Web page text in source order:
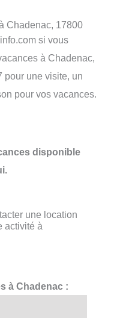
Chadenac, 17800
si vous
à Chadenac,
pour une visite, un
pour vos vacances.
disponible
une location
activité à
à Chadenac :